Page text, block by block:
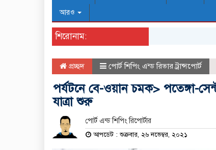
আরও
শিরোনাম:
প্রচ্ছদ পোর্ট শিপিং এন্ড রিভার ট্রান্সপোর্ট
পর্যটনে বে-ওয়ান চমক> পতেঙ্গা-
যাত্রা শুরু
পোর্ট এন্ড শিপিং রিপোর্টার
আপডেট : শুক্রবার, ২৬ নভেম্বর, ২০২১